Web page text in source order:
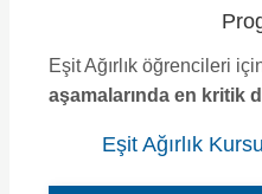
Eşit Ağırlık öğrencileri
aşamalarında en kritik
Eşit Ağırlık